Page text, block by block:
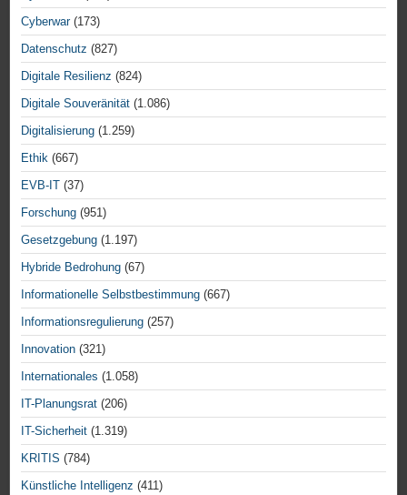
Cyberwar(173)
Datenschutz (827)
Digitale Resilienz (824)
Digitale Souveränität (1.086)
Digitalisierung (1.259)
Ethik (667)
EVB-IT (37)
Forschung (951)
Gesetzgebung (1.197)
Hybride Bedrohung (67)
Informationelle Selbstbestimmung (667)
Informationsregulierung (257)
Innovation (321)
Internationales (1.058)
IT-Planungsrat (206)
IT-Sicherheit (1.319)
KRITIS (784)
Künstliche Intelligenz (411)